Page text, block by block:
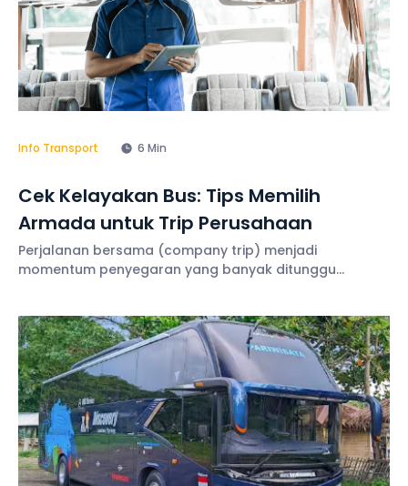
Info Transport 6 Min
Cek Kelayakan Bus: Tips Memilih
Armada untuk Trip Perusahaan
Perjalanan bersama (company trip) menjadi
momentum penyegaran yang banyak ditunggu
yang besar. Namun, jangan lupa untuk melakukan